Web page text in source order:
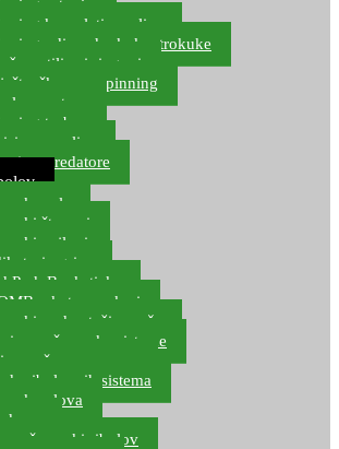
setovi
kompleti varalica
udice, dvokuke, trokuke
vrtilice i ringovi
škare za spinning
pastrve
torbe
za varalice
za predatore
role
štapovi
najloni
ugriza
Pod, Banksticks
rakete, markeri
podmetači, mreže
za šaranske sisteme
za šarana, amura
ribolovnih sistema
olova
za šaranski ribolov